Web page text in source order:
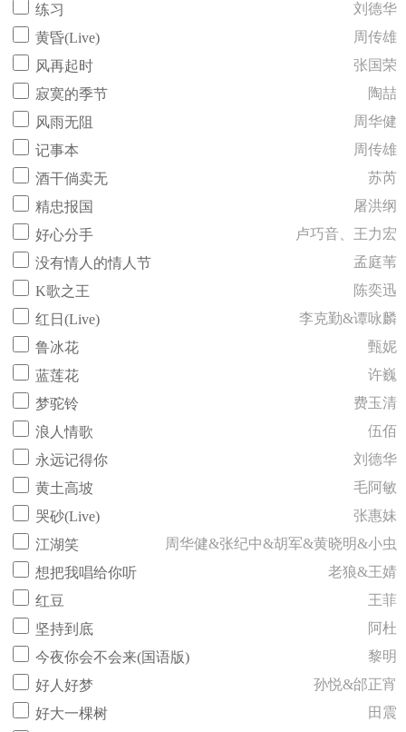
练习
刘德华
黄昏(Live)
周传雄
风再起时
张国荣
寂寞的季节
陶喆
风雨无阻
周华健
记事本
周传雄
酒干倘卖无
苏芮
精忠报国
屠洪纲
好心分手
卢巧音、王力宏
没有情人的情人节
孟庭苇
K歌之王
陈奕迅
红日(Live)
李克勤&谭咏麟
鲁冰花
甄妮
蓝莲花
许巍
梦驼铃
费玉清
浪人情歌
伍佰
永远记得你
刘德华
黄土高坡
毛阿敏
哭砂(Live)
张惠妹
江湖笑
周华健&张纪中&胡军&黄晓明&小虫
想把我唱给你听
老狼&王婧
红豆
王菲
坚持到底
阿杜
今夜你会不会来(国语版)
黎明
好人好梦
孙悦&邰正宵
好大一棵树
田震